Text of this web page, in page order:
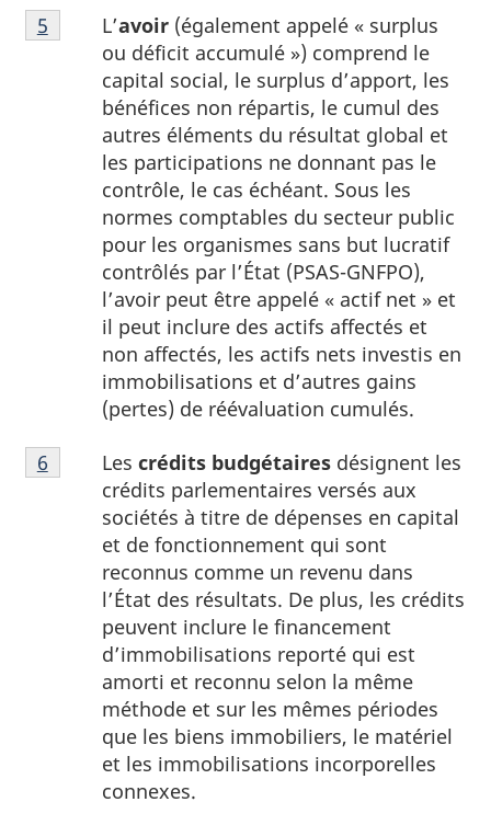
Note
5
L’avoir(également appelé « surplus
ou déficit accumulé ») comprend le
capital social, le surplus d’apport, les
bénéfices non répartis, le cumul des
autres éléments du résultat global et
les participations ne donnant pas le
contrôle, le cas échéant. Sous les
normes comptables du secteur public
pour les organismes sans but lucratif
contrôlés par l’État (PSAS-GNFPO),
l’avoir peut être appelé « actif net » et
il peut inclure des actifs affectés et
non affectés, les actifs nets investis en
immobilisations et d’autres gains
(pertes) de réévaluation cumulés.
Retour à la référence de la note
5 du tableau 1
Note
6
Les crédits budgétairesdésignent les
crédits parlementaires versés aux
sociétés à titre de dépenses en capital
et de fonctionnement qui sont
reconnus comme un revenu dans
l’État des résultats. De plus, les crédits
peuvent inclure le financement
d’immobilisations reporté qui est
amorti et reconnu selon la même
méthode et sur les mêmes périodes
que les biens immobiliers, le matériel
et les immobilisations incorporelles
connexes.
Retour à la référence de la note
6 du tableau 1